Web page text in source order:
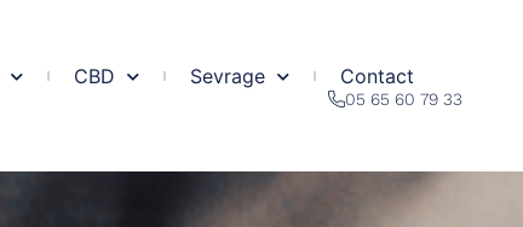
CBD Sevrage Contact
05 65 60 79 33